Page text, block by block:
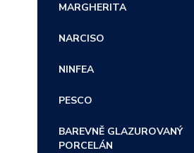
MARGHERITA
NARCISO
NINFEA
PESCO
BAREVNĚ GLAZUROVANÝ
PORCELÁN